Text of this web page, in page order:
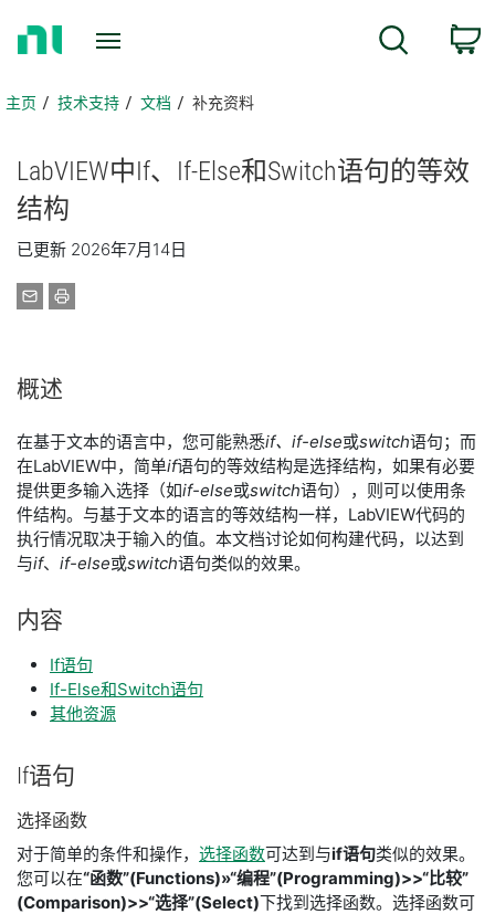
页主页 技术支持 文档 补充资料
LabVIEW中If、 If-Else和Switch语句的等效
结构
已更新 2026年7月14日
概述
在基于文本的语言中，您可能熟悉if、if-else或switch语句；而
在LabVIEW中，简单if语句的等效结构是选择结构，如果有必要
提供更多输入选择（如if-else或switch语句），则可以使用条
件结构。与基于文本的语言的等效结构一样，LabVIEW代码的
执行情况取决于输入的值。本文档讨论如何构建代码，以达到
与if、 if-else或switch语句类似的效果。
内容
If语句
If-Else和Switch语句
其他资源
If语句
选择函数
对于简单的条件和操作， 选择函数可达到与if语句类似的效果。
您可以在“函数”(Functions)»“编程”(Programming)>>“比较”
(Comparison)>>“选择”(Select)下找到选择函数。选择函数可